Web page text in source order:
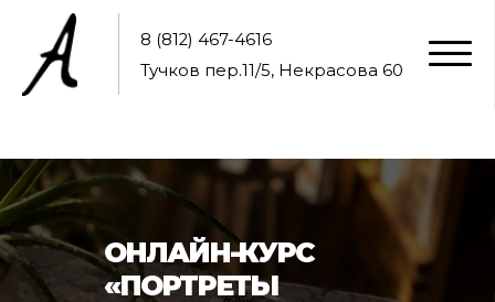
8 (812) 467-4616
ОНЛАЙН-КУРС
«ПОРТРЕТЫ